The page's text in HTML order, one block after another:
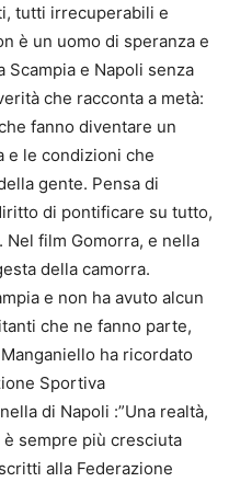
tutti irrecuperabili e
è un uomo di speranza e
Scampia e Napoli senza
che racconta a metà:
fanno diventare un
e le condizioni che
gente. Pensa di
di pontificare su tutto,
film Gomorra, e nella
della camorra.
e non ha avuto alcun
che ne fanno parte,
ha ricordato
Sportiva
di Napoli :”Una realtà,
sempre più cresciuta
alla Federazione